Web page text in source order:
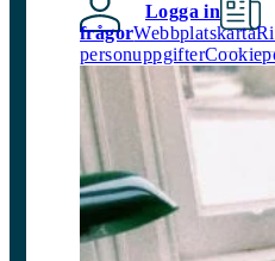
Logga in
frågorWebbplatskarta
personuppgifter